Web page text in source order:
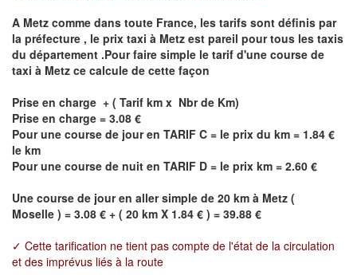
A Metz comme dans toute France, les tarifs sont définis par
la préfecture , le prix taxi à Metz est pareil pour tous les taxis
du département .Pour faire simple le tarif d'une course de
taxi à Metz ce calcule de cette façon
Prise en charge + ( Tarif km x Nbr de Km)
Prise en charge = 3.08 €
Pour une course de jour en TARIF C = le prix du km = 1.84 €
le km
Pour une course de nuit en TARIF D = le prix km = 2.60 €
Une course de jour en aller simple de 20 km à Metz (
Moselle ) = 3.08 € + ( 20 km X 1.84 € ) = 39.88 €
✓ Cette tarification ne tient pas compte de l'état de la circulation
et des imprévus liés à la route